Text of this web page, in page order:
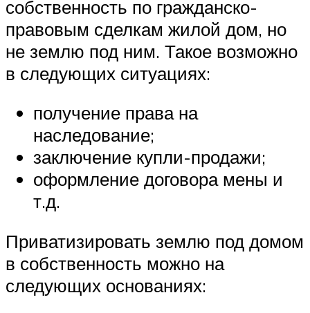
собственность по гражданско-
правовым сделкам жилой дом, но
не землю под ним. Такое возможно
в следующих ситуациях:
получение права на
наследование;
заключение купли-продажи;
оформление договора мены и
т.д.
Приватизировать землю под домом
в собственность можно на
следующих основаниях: